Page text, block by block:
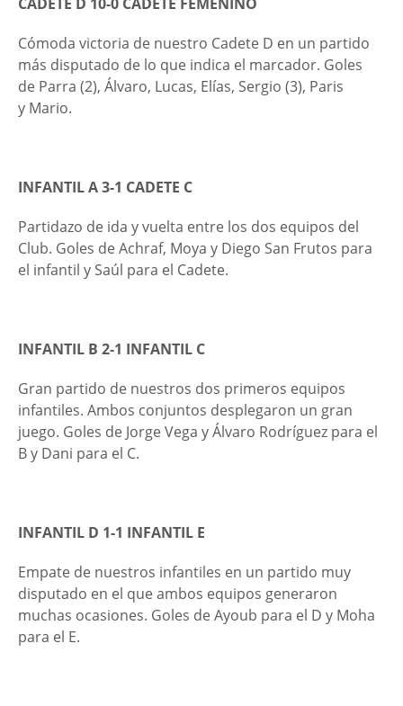
Cómoda victoria de nuestro Cadete D en un partido
más disputado de lo que indica el marcador. Goles
de Parra (2), Álvaro, Lucas, Elías, Sergio (3), Paris
y Mario.
INFANTIL A 3-1 CADETE C
Partidazo de ida y vuelta entre los dos equipos del
Club. Goles de Achraf, Moya y Diego San Frutos para
el infantil y Saúl para el Cadete.
INFANTIL B 2-1 INFANTIL C
Gran partido de nuestros dos primeros equipos
infantiles. Ambos conjuntos desplegaron un gran
juego. Goles de Jorge Vega y Álvaro Rodríguez para el
B y Dani para el C.
INFANTIL D 1-1 INFANTIL E
Empate de nuestros infantiles en un partido muy
disputado en el que ambos equipos generaron
muchas ocasiones. Goles de Ayoub para el D y Moha
para el E.